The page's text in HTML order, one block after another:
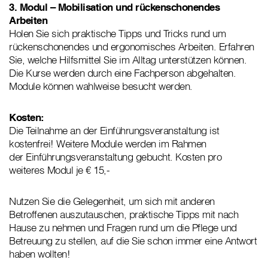
3. Modul – Mobilisation und rückenschonendes
Arbeiten
Holen Sie sich praktische Tipps und Tricks rund um
rückenschonendes und ergonomisches Arbeiten. Erfahren
Sie, welche Hilfsmittel Sie im Alltag unterstützen können.
Die Kurse werden durch eine Fachperson abgehalten.
Module können wahlweise besucht werden.
Kosten:
Die Teilnahme an der Einführungsveranstaltung ist
kostenfrei! Weitere Module werden im Rahmen
der Einführungsveranstaltung gebucht. Kosten pro
weiteres Modul je € 15,-
Nutzen Sie die Gelegenheit, um sich mit anderen
Betroffenen auszutauschen, praktische Tipps mit nach
Hause zu nehmen und Fragen rund um die Pflege und
Betreuung zu stellen, auf die Sie schon immer eine Antwort
haben wollten!